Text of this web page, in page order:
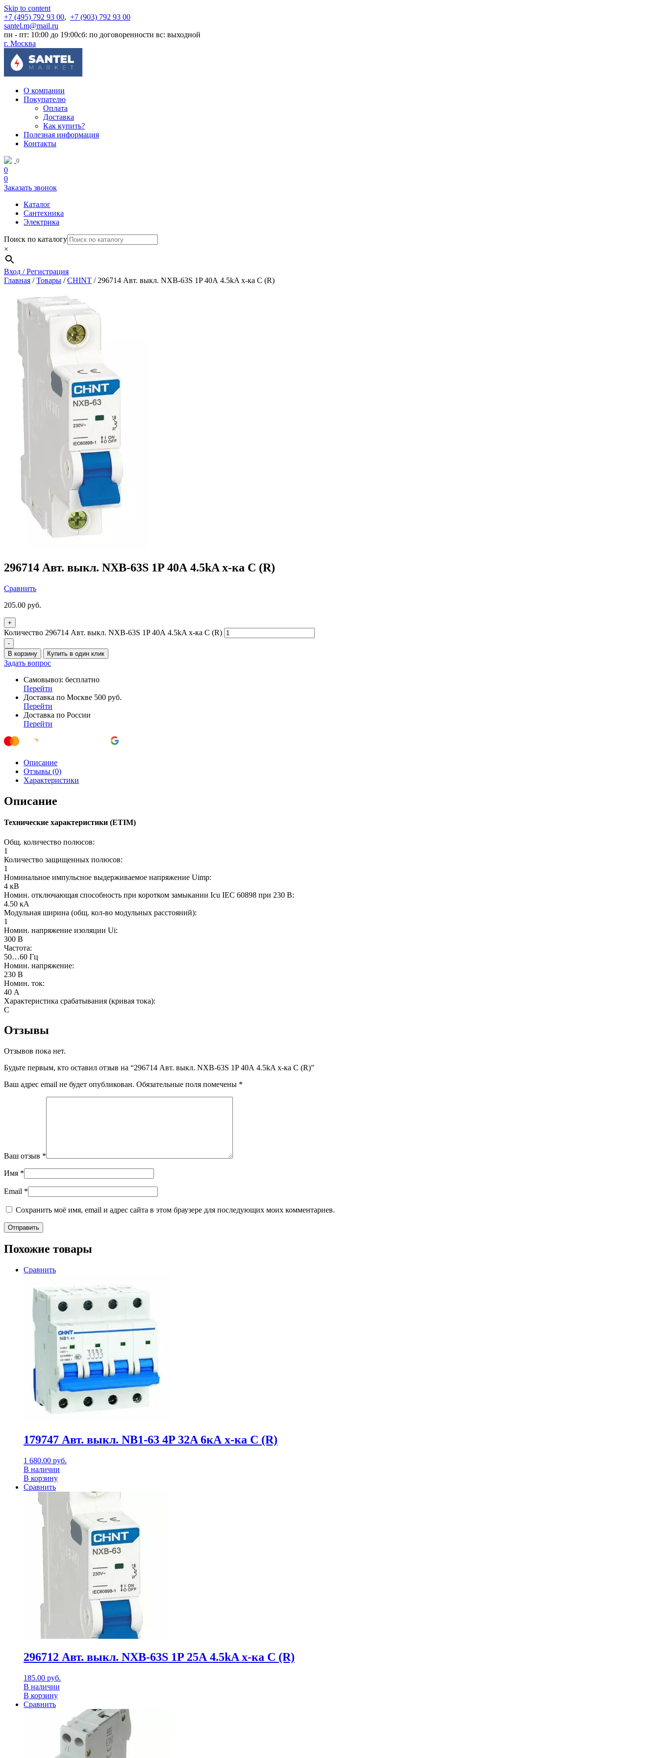
Skip to content
+7 (495) 792 93 00, +7 (903) 792 93 00
santel.m@mail.ru
пн - пт: 10:00 до 19:00сб: по договоренности вс: выходной
г. Москва
О компании
Покупателю
Оплата
Доставка
Как купить?
Полезная информация
Контакты
0
0
0
Заказать звонок
Каталог
Сантехника
Электрика
Поиск по каталогу
×
Вход / Регистрация
Главная /Товары /CHINT / 296714 Авт. выкл. NXB-63S 1P 40А 4.5kA х-ка C (R)
296714 Авт. выкл. NXB-63S 1P 40А 4.5kA х-ка C (R)
Сравнить
205.00 руб.
+
Количество 296714 Авт. выкл. NXB-63S 1P 40А 4.5kA х-ка C (R)
-
В корзину
Купить в один клик
Задать вопрос
Самовывоз: бесплатно
Перейти
Доставка по Москве 500 руб.
Перейти
Доставка по России
Перейти
Описание
Отзывы (0)
Характеристики
Описание
Технические характеристики (ETIM)
Общ. количество полюсов:
1
Количество защищенных полюсов:
1
Номинальное импульсное выдерживаемое напряжение Uimp:
4 кВ
Номин. отключающая способность при коротком замыкании Icu IEC 60898 при 230 В:
4.50 кА
Модульная ширина (общ. кол-во модульных расстояний):
1
Номин. напряжение изоляции Ui:
300 В
Частота:
50…60 Гц
Номин. напряжение:
230 В
Номин. ток:
40 А
Характеристика срабатывания (кривая тока):
C
Отзывы
Отзывов пока нет.
Будьте первым, кто оставил отзыв на “296714 Авт. выкл. NXB-63S 1P 40А 4.5kA х-ка C (R)”
Ваш адрес email не будет опубликован. Обязательные поля помечены *
Ваш отзыв *
Имя *
Email *
Сохранить моё имя, email и адрес сайта в этом браузере для последующих моих комментариев.
Похожие товары
Сравнить
179747 Авт. выкл. NB1-63 4P 32A 6кА х-ка C (R)
1 680.00 руб.
В наличии
В корзину
Сравнить
296712 Авт. выкл. NXB-63S 1P 25А 4.5kA х-ка C (R)
185.00 руб.
В наличии
В корзину
Сравнить